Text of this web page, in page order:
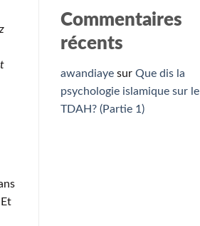
Commentaires
récents
awandiayesur Que dis la
psychologie islamique sur le
TDAH? (Partie 1)